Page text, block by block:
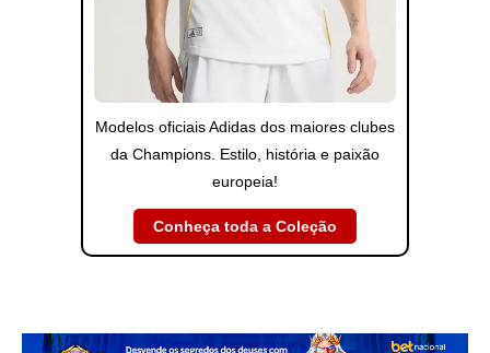
Modelos oficiais Adidas dos maiores clubes
da Champions. Estilo, história e paixão
europeia!
Conheça toda a Coleção